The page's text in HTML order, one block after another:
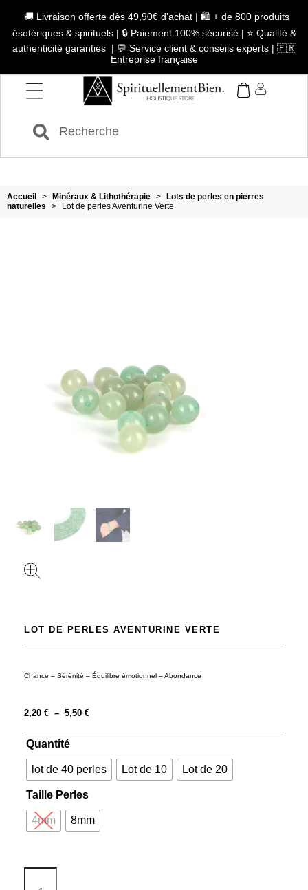
🚚 Livraison offerte dès 49,90€ d’achat | 🛍️ + de 800 produits
ésotériques & spirituels | 🔒 Paiement 100% sécurisé | ⭐ Qualité &
authenticité garanties | 💬 Service client & conseils experts | 🇫🇷
Entreprise française
Accueil > Minéraux & Lithothérapie >
Lots de perles en pierres
naturelles
> Lot de perles Aventurine Verte
LOT DE PERLES AVENTURINE VERTE
Chance – Sérénité – Équilibre émotionnel – Abondance
2,20 € – 5,50 €
Quantité
lot de 40 perles Lot de 10 Lot de 20
Taille Perles
4mm 8mm